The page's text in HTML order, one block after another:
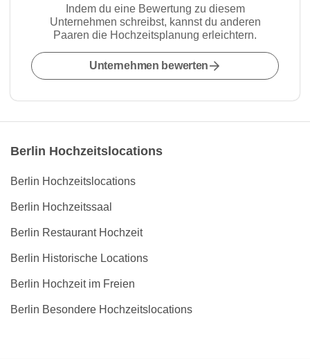
Indem du eine Bewertung zu diesem
Unternehmen schreibst, kannst du anderen
Paaren die Hochzeitsplanung erleichtern.
Unternehmen bewerten
Berlin Hochzeitslocations
Berlin Hochzeitslocations
Berlin Hochzeitssaal
Berlin Restaurant Hochzeit
Berlin Historische Locations
Berlin Hochzeit im Freien
Berlin Besondere Hochzeitslocations